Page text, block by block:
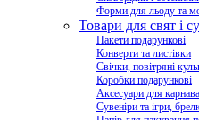
Форми для льоду та
Товари для свят і
Пакети подарункові
Конверти та листівки
Свічки, повітряні
Коробки подарункові
Аксесуари для
Сувеніри та ігри,